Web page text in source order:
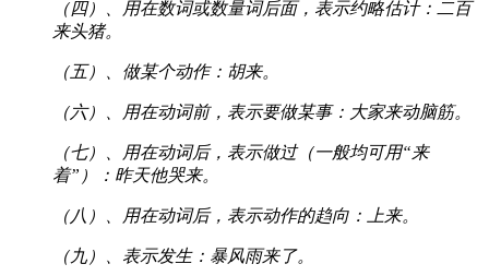
（四）、用在数词或数量词后面，表示约略估计：二百
来头猪。
（五）、做某个动作：胡来。
（六）、用在动词前，表示要做某事：大家来动脑筋。
（七）、用在动词后，表示做过（一般均可用“来
着”）：昨天他哭来。
（八）、用在动词后，表示动作的趋向：上来。
（九）、表示发生：暴风雨来了。